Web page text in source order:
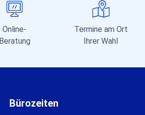
Online-
Beratung
Termine am Ort
Ihrer Wahl
Bürozeiten